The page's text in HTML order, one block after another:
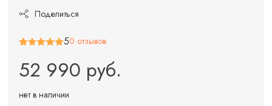
Поделиться
50 отзывов
52 990 руб.
нет в наличии